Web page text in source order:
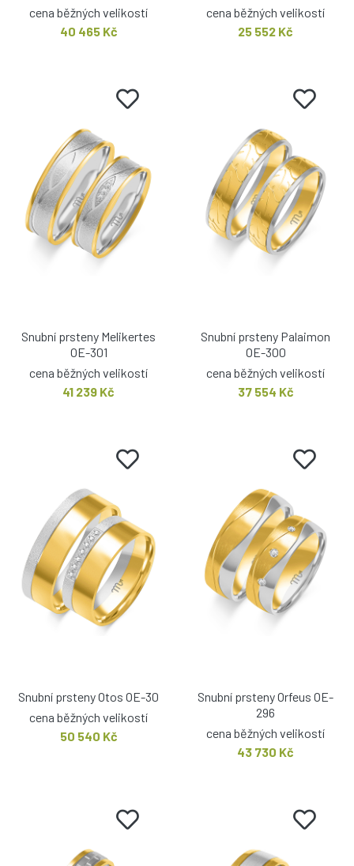
cena běžných velikostí
40 465 Kč
cena běžných velikostí
25 552 Kč
Snubní prsteny Melikertes
OE-301
cena běžných velikostí
41 239 Kč
Snubní prsteny Palaimon
OE-300
cena běžných velikostí
37 554 Kč
Snubní prsteny Otos OE-30
cena běžných velikostí
50 540 Kč
Snubní prsteny Orfeus OE-
296
cena běžných velikostí
43 730 Kč